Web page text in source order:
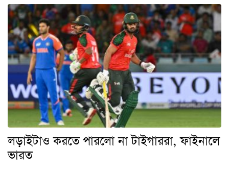
লড়াইটাও করতে পারলো না টাইগাররা, ফাইনালে
ভারত